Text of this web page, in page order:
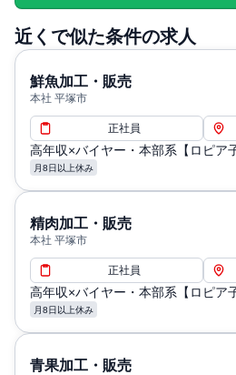
近くで似た条件の求人
鮮魚加工・販売
本社 平塚市
正社員
高年収×バイヤー・本部系【ロピア
月8日以上休み
精肉加工・販売
本社 平塚市
正社員
高年収×バイヤー・本部系【ロピア
月8日以上休み
青果加工・販売